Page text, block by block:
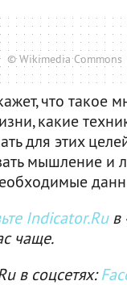
© Wikimedia Commons
что такое
какие
для этих
мышление и
Indicator.Ruв
чаще.
в соцсетях: